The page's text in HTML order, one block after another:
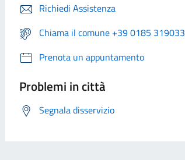
Richiedi Assistenza
Chiama il comune +39 0185 319033
Prenota un appuntamento
Problemi in città
Segnala disservizio